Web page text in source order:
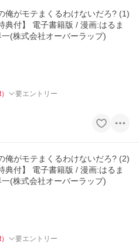
俺がモテまくるわけないだろ? (1)
典付】 電子書籍版 / 漫画:はるま
(株式会社オーバーラップ)
） 要エントリー
俺がモテまくるわけないだろ? (2)
典付】 電子書籍版 / 漫画:はるま
(株式会社オーバーラップ)
） 要エントリー